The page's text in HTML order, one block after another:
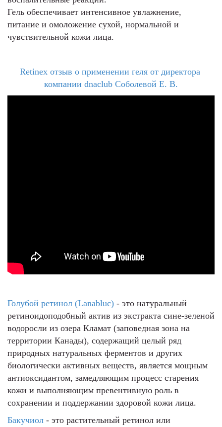
Гель обеспечивает интенсивное увлажнение,
питание и омоложение сухой, нормальной и
чувствительной кожи лица.
Retinex отзыв о применении геля от директора
компании dnaclub Соболевой Е. В.
Голубой ретинол (Lanabluc) - это натуральный
ретиноидоподобный актив из экстракта сине-зеленой
водоросли из озера Кламат (заповедная зона на
территории Канады), содержащий целый ряд
природных натуральных ферментов и других
биологически активных веществ, является мощным
антиоксидантом, замедляющим процесс старения
кожи и выполняющим превентивную роль в
сохранении и поддержании здоровой кожи лица.
Бакучиол - это растительный ретинол или